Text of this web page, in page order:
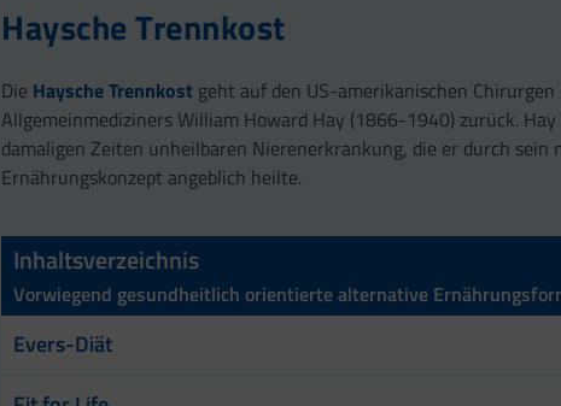
Haysche Trennkost
Die Haysche Trennkost geht auf den US-amerikanischen Chirurgen
Allgemeinmediziners William Howard Hay (1866-1940) zurück.
damaligen Zeiten unheilbaren Nierenerkrankung, die er durch sein
Ernährungskonzept angeblich heilte.
Inhaltsverzeichnis
Vorwiegend gesundheitlich orientierte alternative
Evers-Diät